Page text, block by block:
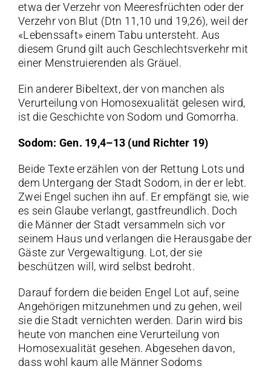
etwa der Verzehr von Meeresfrüchten oder der
Verzehr von Blut (Dtn 11,10 und 19,26), weil der
«Lebenssaft» einem Tabu untersteht. Aus
diesem Grund gilt auch Geschlechtsverkehr mit
einer Menstruierenden als Gräuel.
Ein anderer Bibeltext, der von manchen als
Verurteilung von Homosexualität gelesen wird,
ist die Geschichte von Sodom und Gomorrha.
Sodom: Gen. 19,4–13 (und Richter 19)
Beide Texte erzählen von der Rettung Lots und
dem Untergang der Stadt Sodom, in der er lebt.
Zwei Engel suchen ihn auf. Er empfängt sie, wie
es sein Glaube verlangt, gastfreundlich. Doch
die Männer der Stadt versammeln sich vor
seinem Haus und verlangen die Herausgabe der
Gäste zur Vergewaltigung. Lot, der sie
beschützen will, wird selbst bedroht.
Darauf fordern die beiden Engel Lot auf, seine
Angehörigen mitzunehmen und zu gehen, weil
sie die Stadt vernichten werden. Darin wird bis
heute von manchen eine Verurteilung von
Homosexualität gesehen. Abgesehen davon,
dass wohl kaum alle Männer Sodoms